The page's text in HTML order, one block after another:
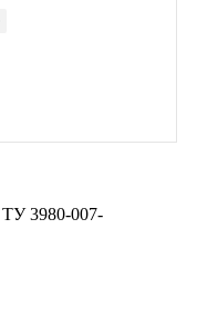
3980-007-